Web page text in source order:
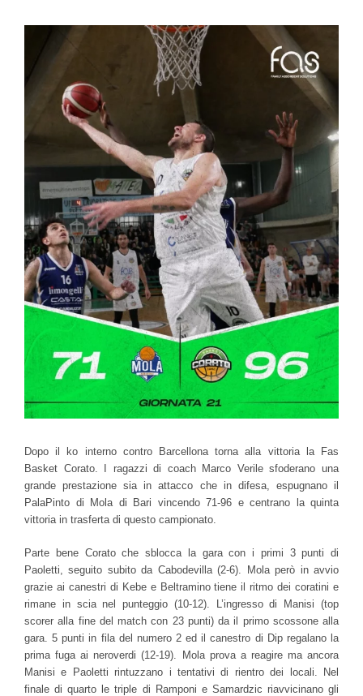
Ingrandisci
Dopo il ko interno contro Barcellona torna alla vittoria la Fas
Basket Corato. I ragazzi di coach Marco Verile sfoderano una
grande prestazione sia in attacco che in difesa, espugnano il
PalaPinto di Mola di Bari vincendo 71-96 e centrano la quinta
vittoria in trasferta di questo campionato.
Parte bene Corato che sblocca la gara con i primi 3 punti di
Paoletti, seguito subito da Cabodevilla (2-6). Mola però in avvio
grazie ai canestri di Kebe e Beltramino tiene il ritmo dei coratini e
rimane in scia nel punteggio (10-12). L’ingresso di Manisi (top
scorer alla fine del match con 23 punti) da il primo scossone alla
gara. 5 punti in fila del numero 2 ed il canestro di Dip regalano la
prima fuga ai neroverdi (12-19). Mola prova a reagire ma ancora
Manisi e Paoletti rintuzzano i tentativi di rientro dei locali. Nel
finale di quarto le triple di Ramponi e Samardzic riavvicinano gli